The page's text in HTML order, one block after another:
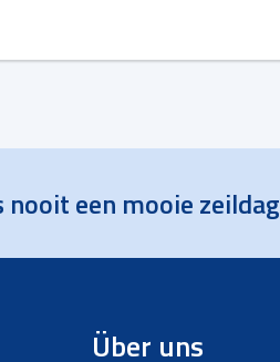
een mooie zeildag
Über uns